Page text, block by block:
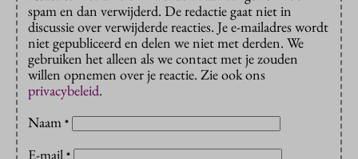
spam en dan verwijderd. De redactie gaat niet in
discussie over verwijderde reacties. Je e-mailadres wordt
niet gepubliceerd en delen we niet met derden. We
gebruiken het alleen als we contact met je zouden
willen opnemen over je reactie. Zie ook ons
privacybeleid.
Naam *
E-mail *